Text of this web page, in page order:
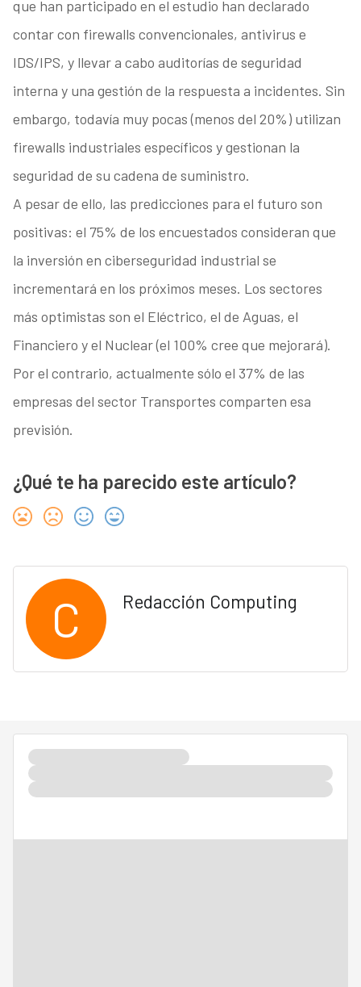
que han participado en el estudio han declarado
contar con firewalls convencionales, antivirus e
IDS/IPS, y llevar a cabo auditorías de seguridad
interna y una gestión de la respuesta a incidentes. Sin
embargo, todavía muy pocas (menos del 20%) utilizan
firewalls industriales específicos y gestionan la
seguridad de su cadena de suministro.
A pesar de ello, las predicciones para el futuro son
positivas: el 75% de los encuestados consideran que
la inversión en ciberseguridad industrial se
incrementará en los próximos meses. Los sectores
más optimistas son el Eléctrico, el de Aguas, el
Financiero y el Nuclear (el 100% cree que mejorará).
Por el contrario, actualmente sólo el 37% de las
empresas del sector Transportes comparten esa
previsión.
¿Qué te ha parecido este artículo?
C Redacción Computing